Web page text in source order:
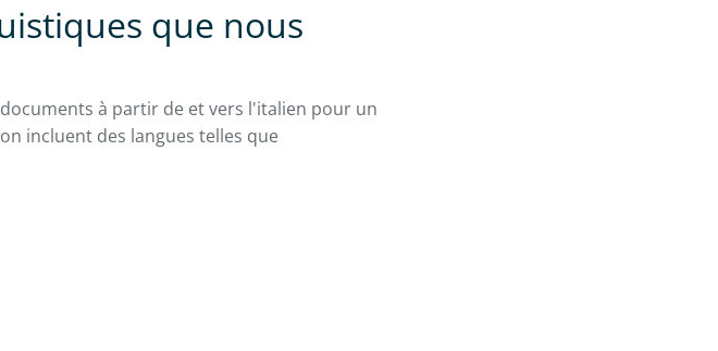
que nous
à partir de et vers l'italien pour un
incluent des langues telles que